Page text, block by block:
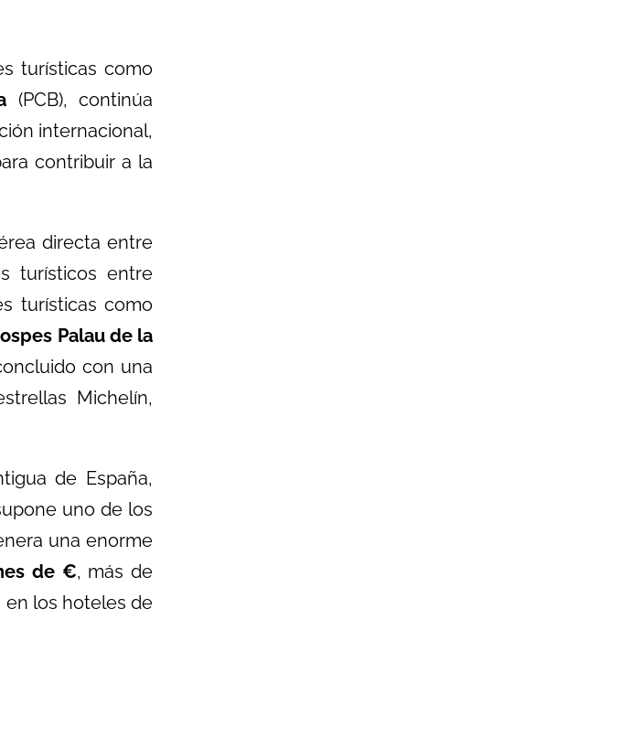
turísticas como
(PCB), continúa
internacional,
contribuir a la
directa entre
turísticos entre
turísticas como
Palau de la
con una
Michelín,
de España,
uno de los
una enorme
de €, más de
en los hoteles de